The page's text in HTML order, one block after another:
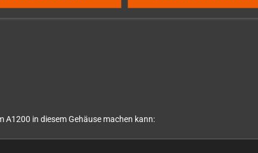
A1200 in diesem Gehäuse machen kann: